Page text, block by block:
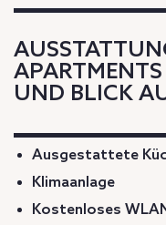
UND BLICK
Ausgestattete
Klimaanlage
Kostenloses